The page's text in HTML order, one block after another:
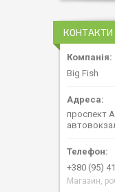
КОНТАКТИ
Big Fish
проспект
+380 (95)
Магазин,